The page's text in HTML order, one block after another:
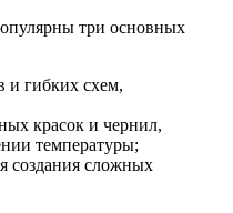
три основных
и гибких схем,
красок и чернил,
температуры;
создания сложных